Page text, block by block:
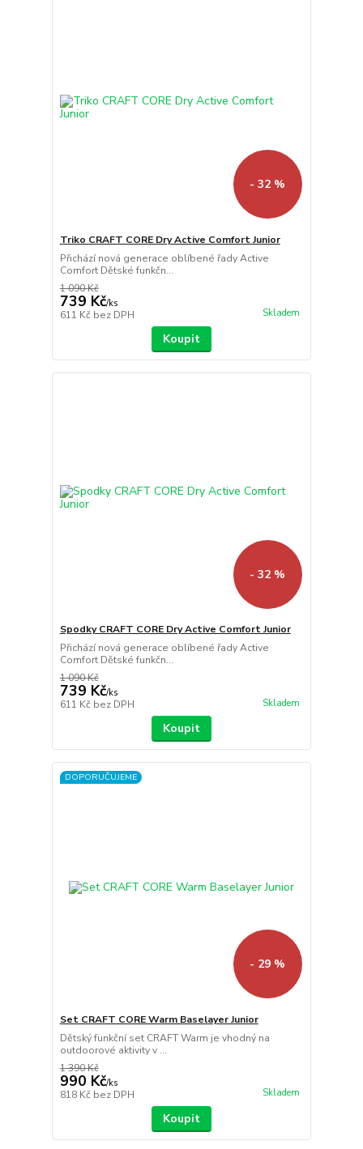
- 32 %
Triko CRAFT CORE Dry Active Comfort Junior
Přichází nová generace oblíbené řady Active
Comfort Dětské funkčn...
1 090 Kč
739 Kč/ks
611 Kč bez DPH Skladem
Koupit
- 32 %
Spodky CRAFT CORE Dry Active Comfort Junior
Přichází nová generace oblíbené řady Active
Comfort Dětské funkčn...
1 090 Kč
739 Kč/ks
611 Kč bez DPH Skladem
Koupit
DOPORUČUJEME
- 29 %
Set CRAFT CORE Warm Baselayer Junior
Dětský funkční set CRAFT Warm je vhodný na
outdoorové aktivity v ...
1 390 Kč
990 Kč/ks
818 Kč bez DPH Skladem
Koupit